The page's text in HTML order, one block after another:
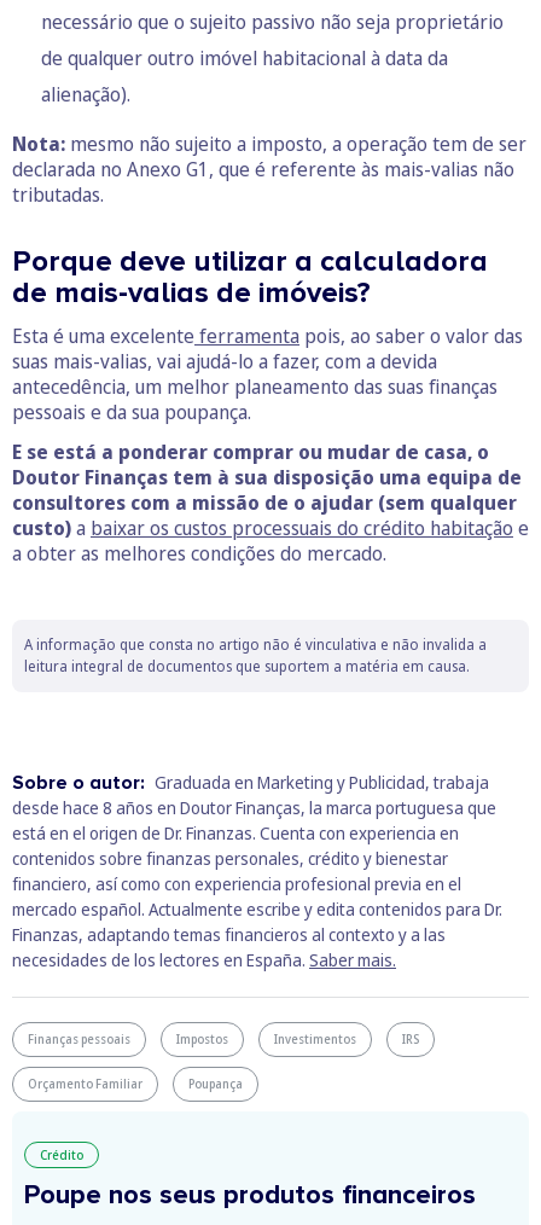
necessário que o sujeito passivo não seja proprietário
de qualquer outro imóvel habitacional à data da
alienação).
Nota: mesmo não sujeito a imposto, a operação tem de ser
declarada no Anexo G1, que é referente às mais-valias não
tributadas.
Porque deve utilizar a calculadora
de mais-valias de imóveis?
Esta é uma excelente ferramenta pois, ao saber o valor das
suas mais-valias, vai ajudá-lo a fazer, com a devida
antecedência, um melhor planeamento das suas finanças
pessoais e da sua poupança.
E se está a ponderar comprar ou mudar de casa, o
Doutor Finanças tem à sua disposição uma equipa de
consultores com a missão de o ajudar (sem qualquer
custo)a baixar os custos processuais do crédito habitação e
a obter as melhores condições do mercado.
A informação que consta no artigo não é vinculativa e não invalida a
leitura integral de documentos que suportem a matéria em causa.
Sobre o autor: Graduada en Marketing y Publicidad, trabaja
desde hace 8 años en Doutor Finanças, la marca portuguesa que
está en el origen de Dr. Finanzas. Cuenta con experiencia en
contenidos sobre finanzas personales, crédito y bienestar
financiero, así como con experiencia profesional previa en el
mercado español. Actualmente escribe y edita contenidos para Dr.
Finanzas, adaptando temas financieros al contexto y a las
necesidades de los lectores en España. Saber mais.
Finanças pessoais Impostos Investimentos IRS
Orçamento Familiar Poupança
Crédito
Poupe nos seus produtos financeiros